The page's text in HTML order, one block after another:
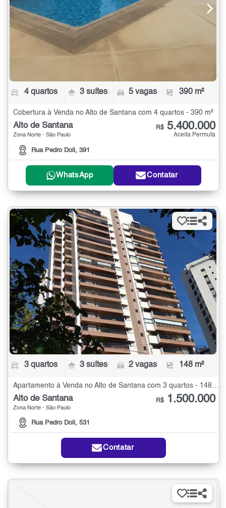
4 quartos 3 suítes 5 vagas 390 m²
Cobertura à Venda no Alto de Santana com 4 quartos - 390 m²
Alto de Santana
Zona Norte - São Paulo
Rua Pedro Doll, 391
R$ 5.400.000
Aceita Permuta
WhatsApp Contatar
3 quartos 3 suítes 2 vagas 148 m²
Alto de Santana
Zona Norte - São Paulo
Rua Pedro Doll, 531
R$ 1.500.000
Contatar